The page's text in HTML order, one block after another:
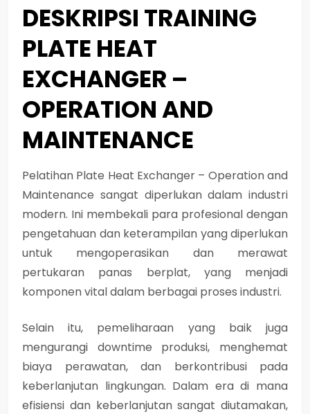
DESKRIPSI TRAINING
PLATE HEAT
EXCHANGER –
OPERATION AND
MAINTENANCE
Pelatihan Plate Heat Exchanger – Operation and
Maintenance sangat diperlukan dalam industri
modern. Ini membekali para profesional dengan
pengetahuan dan keterampilan yang diperlukan
untuk mengoperasikan dan merawat
pertukaran panas berplat, yang menjadi
komponen vital dalam berbagai proses industri.
Selain itu, pemeliharaan yang baik juga
mengurangi downtime produksi, menghemat
biaya perawatan, dan berkontribusi pada
keberlanjutan lingkungan. Dalam era di mana
efisiensi dan keberlanjutan sangat diutamakan,